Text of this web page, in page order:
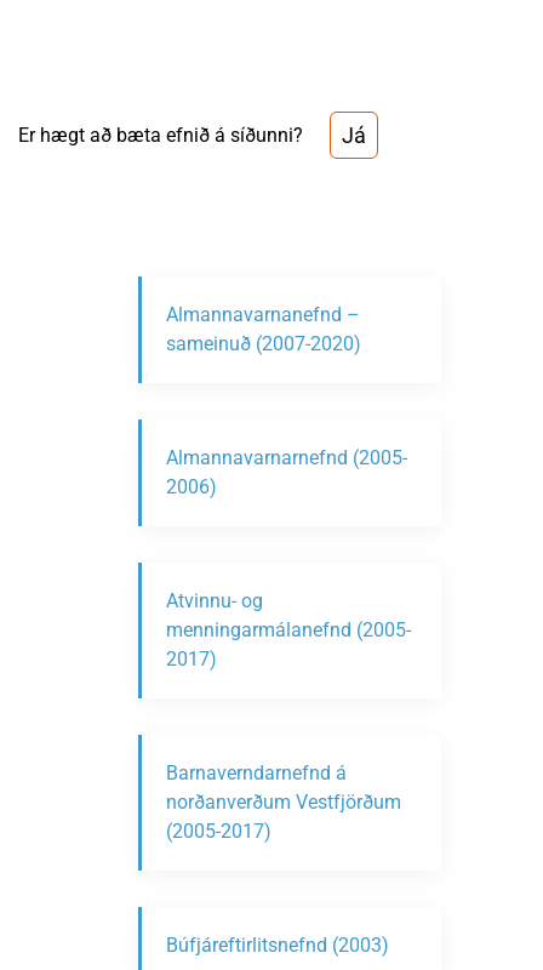
Er hægt að bæta efnið á síðunni? Já
Almannavarnanefnd –
sameinuð (2007-2020)
Almannavarnarnefnd (2005-
2006)
Atvinnu- og
menningarmálanefnd (2005-
2017)
Barnaverndarnefnd á
norðanverðum Vestfjörðum
(2005-2017)
Búfjáreftirlitsnefnd (2003)